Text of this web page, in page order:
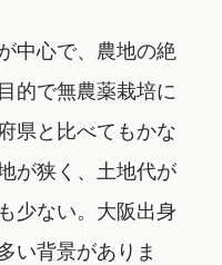
中心で、農地の絶
的で無農薬栽培に
県と比べてもかな
が狭く、土地代が
少ない。大阪出身
い背景がありま